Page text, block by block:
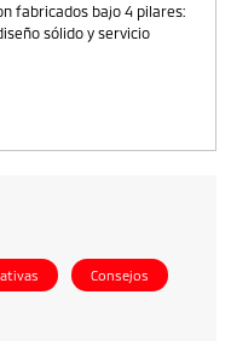
fabricados bajo 4 pilares:
sólido y servicio
Consejos